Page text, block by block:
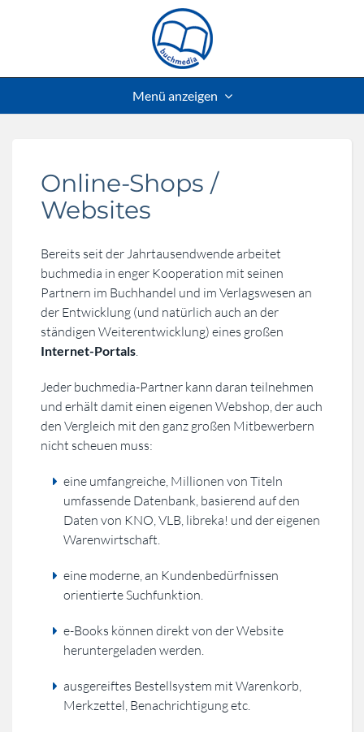
Menü anzeigen
Online-Shops /
Websites
Bereits seit der Jahrtausendwende arbeitet
buchmedia in enger Kooperation mit seinen
Partnern im Buchhandel und im Verlagswesen an
der Entwicklung (und natürlich auch an der
ständigen Weiterentwicklung) eines großen
Internet-Portals.
Jeder buchmedia-Partner kann daran teilnehmen
und erhält damit einen eigenen Webshop, der auch
den Vergleich mit den ganz großen Mitbewerbern
nicht scheuen muss:
eine umfangreiche, Millionen von Titeln
umfassende Datenbank, basierend auf den
Daten von KNO, VLB, libreka! und der eigenen
Warenwirtschaft.
eine moderne, an Kundenbedürfnissen
orientierte Suchfunktion.
e-Books können direkt von der Website
heruntergeladen werden.
ausgereiftes Bestellsystem mit Warenkorb,
Merkzettel, Benachrichtigung etc.